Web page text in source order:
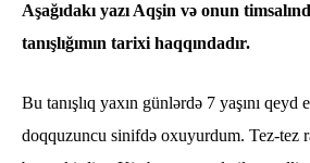
Aşağıdakı yazı Aqşin və onun
tanışlığımın tarixi haqqındadır.
Bu tanışlıq yaxın günlərdə 7 yaşını qeyd
doqquzuncu sinifdə oxuyurdum. Tez-tez